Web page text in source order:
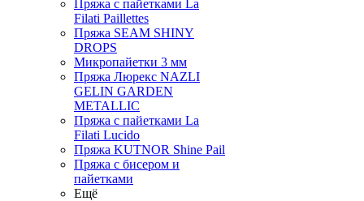
Пряжа с пайетками La
Filati Paillettes
Пряжа SEAM SHINY
DROPS
Микропайетки 3 мм
Пряжа Люрекс NAZLI
GELIN GARDEN
METALLIC
Пряжа с пайетками La
Filati Lucido
Пряжа KUTNOR Shine Pail
Пряжа с бисером и
пайетками
Ещё